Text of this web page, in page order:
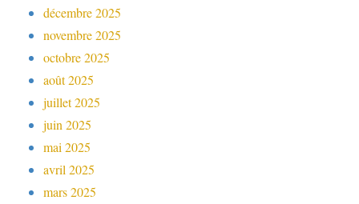
décembre 2025
novembre 2025
octobre 2025
août 2025
juillet 2025
juin 2025
mai 2025
avril 2025
mars 2025